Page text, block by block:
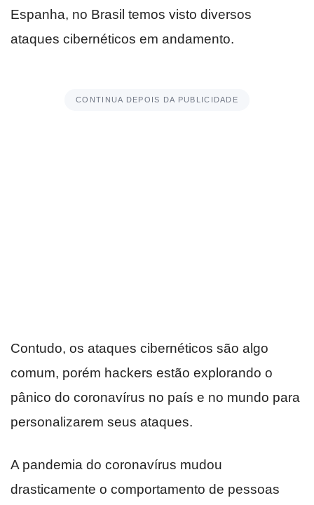
Espanha, no Brasil temos visto diversos
ataques cibernéticos em andamento.
CONTINUA DEPOIS DA PUBLICIDADE
Contudo, os ataques cibernéticos são algo
comum, porém hackers estão explorando o
pânico do coronavírus no país e no mundo para
personalizarem seus ataques.
A pandemia do coronavírus mudou
drasticamente o comportamento de pessoas